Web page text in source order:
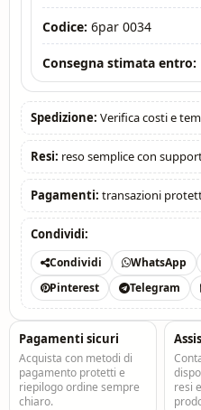
Codice:6par 0034
Consegna stimata entro:
Spedizione: Verifica costi e
Resi: reso semplice con
Pagamenti: transazioni
Condividi:
Condividi WhatsApp
Pinterest
Telegram
Pagamenti sicuri
Acquista con metodi di
pagamento protetti e
riepilogo ordine sempre
chiaro.
resi